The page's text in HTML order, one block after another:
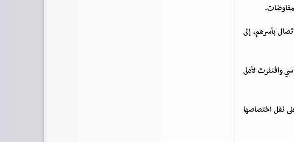
طويلة ومنع الاتصال بأسرهم، إلى
وافتقرت لأدنى
نقل اختصاصها